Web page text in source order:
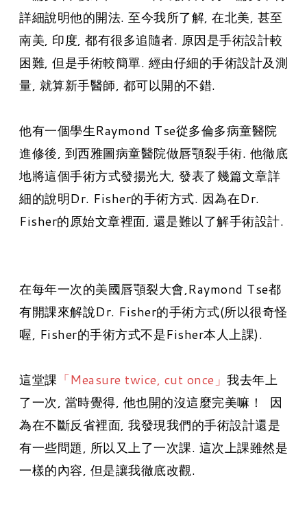
詳細說明他的開法. 至今我所了解, 在北美, 甚至
南美, 印度, 都有很多追隨者. 原因是手術設計較
困難, 但是手術較簡單. 經由仔細的手術設計及測
量, 就算新手醫師, 都可以開的不錯.
他有一個學生Raymond Tse從多倫多病童醫院
進修後, 到西雅圖病童醫院做唇顎裂手術. 他徹底
地將這個手術方式發揚光大, 發表了幾篇文章詳
細的說明Dr. Fisher的手術方式. 因為在Dr.
Fisher的原始文章裡面, 還是難以了解手術設計.
在每年一次的美國唇顎裂大會,Raymond Tse都
有開課來解說Dr. Fisher的手術方式(所以很奇怪
喔, Fisher的手術方式不是Fisher本人上課).
這堂課 「Measure twice, cut once」 我去年上
了一次, 當時覺得, 他也開的沒這麼完美嘛！ 因
為在不斷反省裡面, 我發現我們的手術設計還是
有一些問題, 所以又上了一次課. 這次上課雖然是
一樣的內容, 但是讓我徹底改觀.